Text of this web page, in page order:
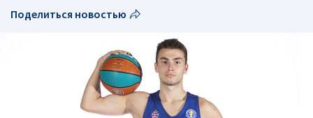
Поделиться новостью